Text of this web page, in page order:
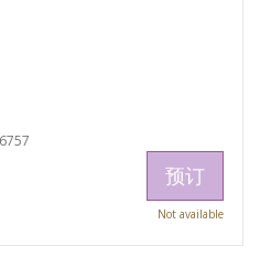
预订
Not available